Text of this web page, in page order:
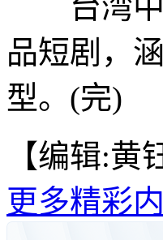
台湾中
品短剧，
型。(完)
【编辑:黄
更多精彩